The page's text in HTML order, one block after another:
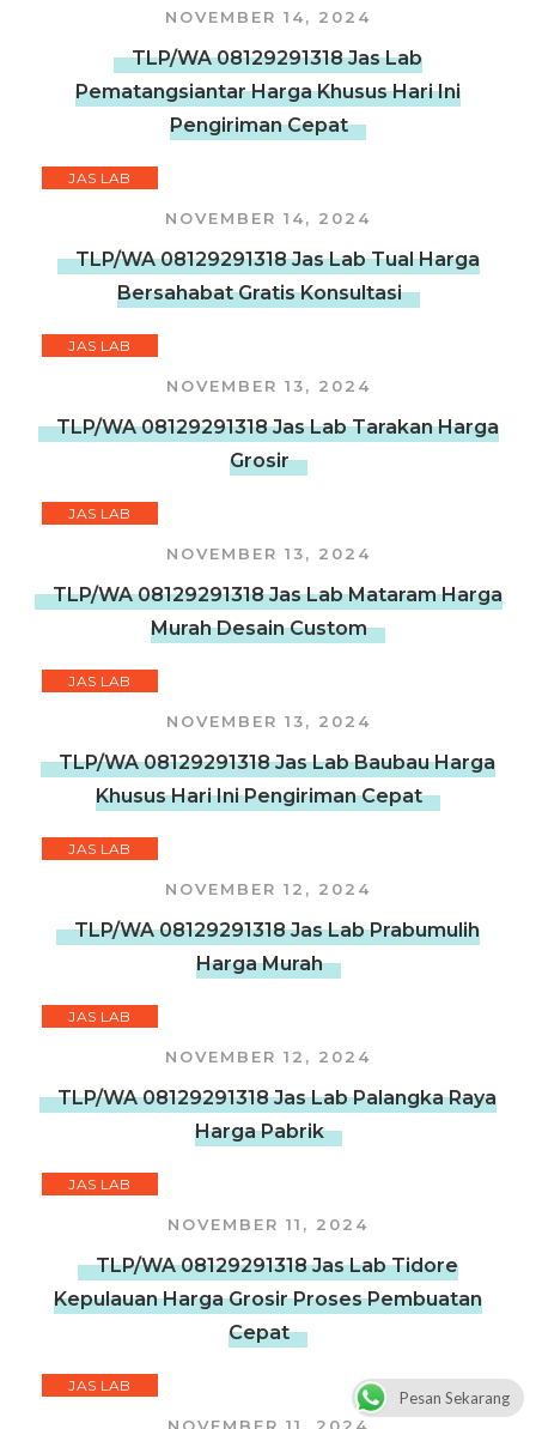
NOVEMBER 14, 2024
TLP/WA 08129291318 Jas Lab
Pematangsiantar Harga Khusus Hari Ini
Pengiriman Cepat
JAS LAB
NOVEMBER 14, 2024
TLP/WA 08129291318 Jas Lab Tual Harga
Bersahabat Gratis Konsultasi
JAS LAB
NOVEMBER 13, 2024
TLP/WA 08129291318 Jas Lab Tarakan Harga
Grosir
JAS LAB
NOVEMBER 13, 2024
TLP/WA 08129291318 Jas Lab Mataram Harga
Murah Desain Custom
JAS LAB
NOVEMBER 13, 2024
TLP/WA 08129291318 Jas Lab Baubau Harga
Khusus Hari Ini Pengiriman Cepat
JAS LAB
NOVEMBER 12, 2024
TLP/WA 08129291318 Jas Lab Prabumulih
Harga Murah
JAS LAB
NOVEMBER 12, 2024
TLP/WA 08129291318 Jas Lab Palangka Raya
Harga Pabrik
JAS LAB
NOVEMBER 11, 2024
TLP/WA 08129291318 Jas Lab Tidore
Kepulauan Harga Grosir Proses Pembuatan
Cepat
JAS LAB
Pesan Sekarang